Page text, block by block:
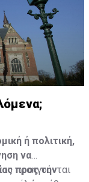
ή πολιτική,
να
προς την
προηγούνται